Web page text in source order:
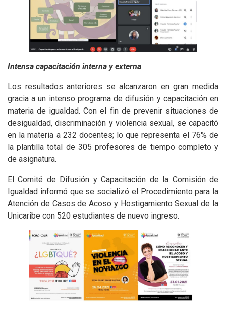
Intensa capacitación interna y externa
Los resultados anteriores se alcanzaron en gran medida
gracia a un intenso programa de difusión y capacitación en
materia de igualdad. Con el fin de prevenir situaciones de
desigualdad, discriminación y violencia sexual, se capacitó
en la materia a 232 docentes; lo que representa el 76% de
la plantilla total de 305 profesores de tiempo completo y
de asignatura.
El Comité de Difusión y Capacitación de la Comisión de
Igualdad informó que se socializó el Procedimiento para la
Atención de Casos de Acoso y Hostigamiento Sexual de la
Unicaribe con 520 estudiantes de nuevo ingreso.